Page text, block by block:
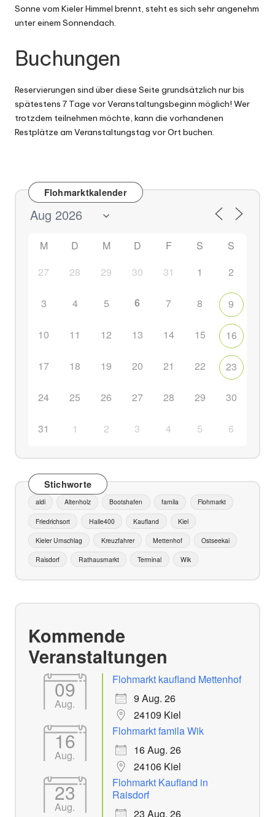
Sonne vom Kieler Himmel brennt, steht es sich sehr angenehm
unter einem Sonnendach.
Buchungen
Reservierungen sind über diese Seite grundsätzlich nur bis
spätestens 7 Tage vor Veranstaltungsbeginn möglich! Wer
trotzdem teilnehmen möchte, kann die vorhandenen
Restplätze am Veranstaltungstag vor Ort buchen.
Flohmarktkalender
M D M D F S
S
27
28 29 30 31 1 2
3 4 5 6 7 8 9
10 11 12 13 14 15 16
17 18 19 20 21 22 23
24 25 26 27 28 29 30
31 1 2 3 4 5 6
Stichworte
aldi Altenholz Bootshafen famila Flohmarkt
Friedrichsort Halle400 Kaufland Kiel
Kieler Umschlag Kreuzfahrer Mettenhof Ostseekai
Raisdorf Rathausmarkt Terminal Wik
Kommende
Veranstaltungen
09
Aug.
Flohmarkt kaufland Mettenhof
9 Aug. 26
24109 Kiel
16
Aug.
Flohmarkt famila Wik
16 Aug. 26
24106 Kiel
23
Aug.
Flohmarkt Kaufland in
Raisdorf
23 Aug. 26